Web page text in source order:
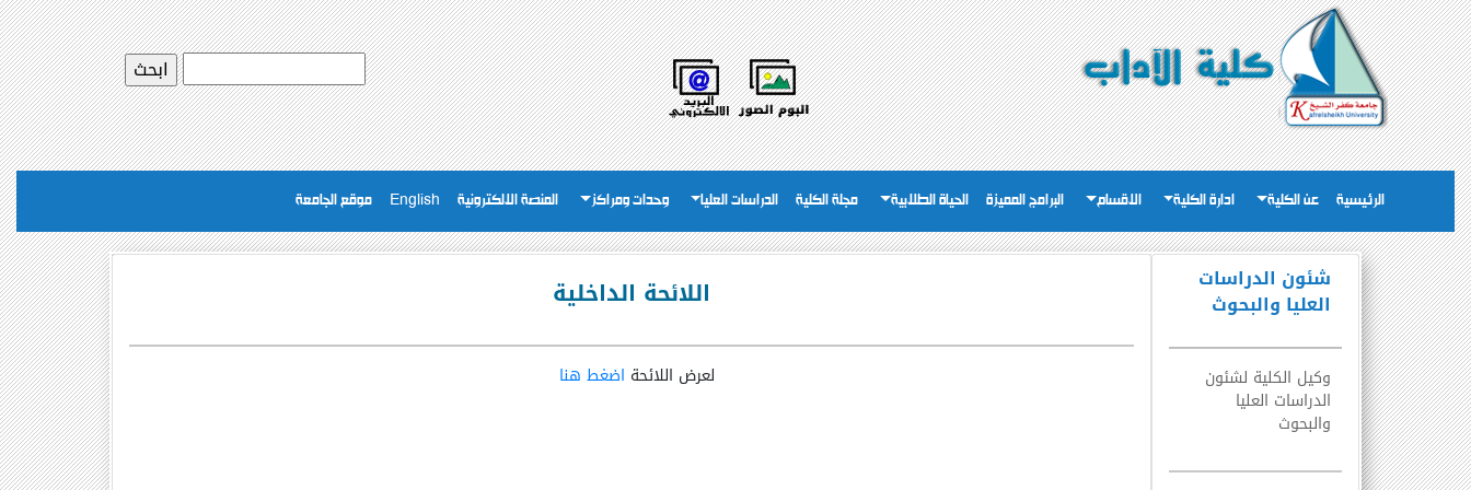
الرئيسية عن الكلية ادارة الكلية الاقسام البرامج المميزة الحياة الطلابية مجلة الكلية الدراسات العليا وحدات ومراكز المنصة الالكترونية English موقع الجامعة
شئون الدراسات
العليا والبحوث
وكيل الكلية لشئون
الدراسات العليا
والبحوث
اللائحة الداخلية
لعرض اللائحة اضغط هنا